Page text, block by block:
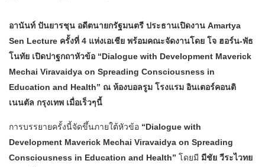
อานันท์ ปันยารชุน อดีตนายกรัฐมนตรี ประธานเปิดงาน Amartya
Sen Lecture ครั้งที่ 4 แห่งเอเชีย พร้อมคณะจัดงานโดย โจ ฮอร์น-พัธ
โนทัย เปิดปาฐกถาหัวข้อ “Dialogue with Development Maverick
Mechai Viravaidya on Spreading Consciousness in
Education and Health” ณ ห้องบอลรูม โรงแรม อินเตอร์คอนติ
เนนตัล กรุงเทพ เมื่อเร็วๆนี้
การบรรยายครั้งนี้จัดขึ้นภายใต้หัวข้อ “Dialogue with
Development Maverick Mechai Viravaidya on Spreading
Consciousness in Education and Health” โดยมี มีชัย วีระไวทย